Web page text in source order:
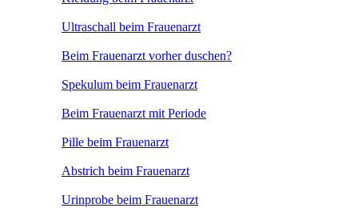
Ultraschall beim Frauenarzt
Beim Frauenarzt vorher duschen?
Spekulum beim Frauenarzt
Beim Frauenarzt mit Periode
Pille beim Frauenarzt
Abstrich beim Frauenarzt
Urinprobe beim Frauenarzt